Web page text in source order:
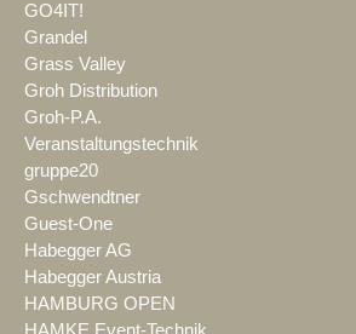
GO4IT!
Grandel
Grass Valley
Groh Distribution
Groh-P.A.
Veranstaltungstechnik
gruppe20
Gschwendtner
Guest-One
Habegger AG
Habegger Austria
HAMBURG OPEN